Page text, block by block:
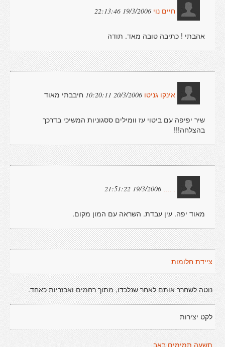
חיים נוי 19/3/2006 22:13:46
אהבתי ! כתיבה טובה מאד. תודה
אינקו גניטו 20/3/2006 10:20:11 חיבבתי מאוד
שיר יפיפה עם ביטוי עז וומילים ססגוניות המשיכי בדרכך
בהצלחה!!!
19/3/2006 21:51:22
מאוד יפה. עין עבדת. השראה עם המון מקום.
ציידת חלומות
נוטה לשחרר אותם לאחר שנלכדו, מתוך רחמים ואכזריות כאחד.
לקט יצירות
תשעה תמימים באב